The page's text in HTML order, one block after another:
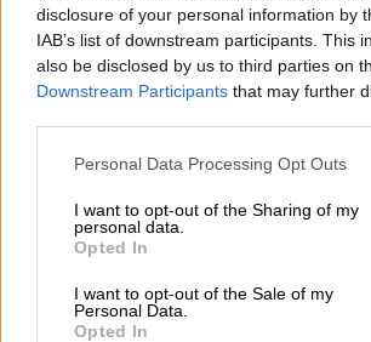
disclosure of your personal information by
IAB’s list of downstream participants. This
also be disclosed by us to third parties on
Downstream Participants that may further
Personal Data Processing Opt Outs
I want to opt-out of the Sharing of my
personal data.
Opted In
I want to opt-out of the Sale of my
Personal Data.
Opted In
05.08.2026 - 12:33
Ε.Ε και παράνομη μετανάστευση: προτάσεις
παρονομαστή το κοινό συμφέρον
Αντώνης Βουκλαρής - «ΕΡΡΙΚΟΣ ΝΤΥΝΑΝ»
05.08.2026 - 11:30
Η νέα εποχή στην εκπαίδευση των
διαμεσολαβητών